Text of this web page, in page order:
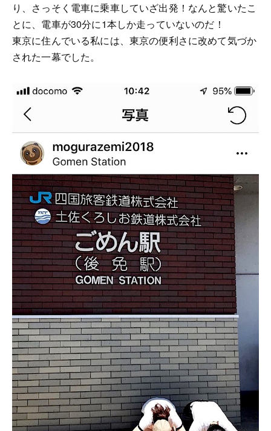
り、さっそく電車に乗車していざ出発！なんと驚いたこ
とに、電車が30分に1本しか走っていないのだ！
東京に住んでいる私には、東京の便利さに改めて気づか
された一幕でした。